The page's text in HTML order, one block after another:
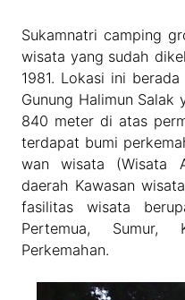
Sukamnatri camping
wisata yang sudah
1981. Lokasi ini
Gunung Halimun Salak
840 meter di atas
terdapat bumi
wan wisata (Wisata
daerah Kawasan
fasilitas wisata
Pertemua,
Perkemahan.